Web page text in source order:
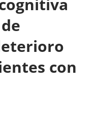
con